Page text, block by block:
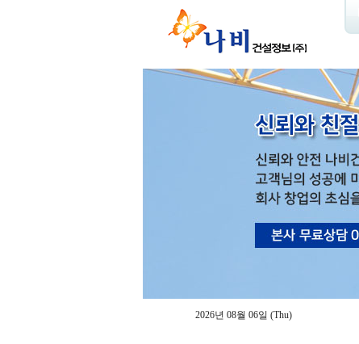
2026년 08월 06일 (Thu)